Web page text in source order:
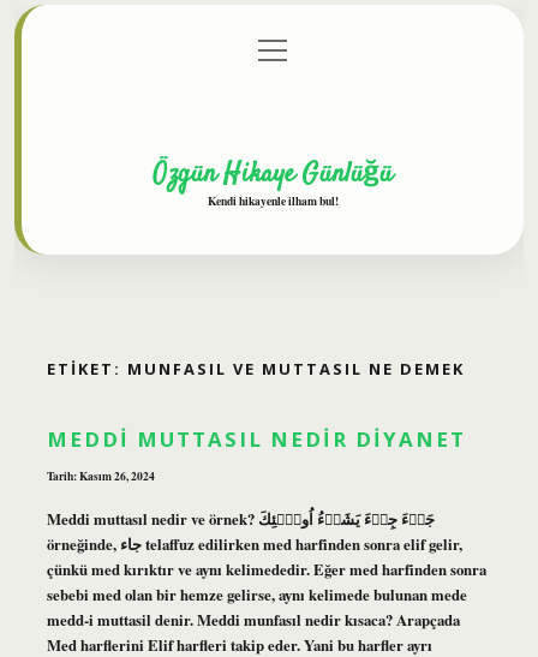
Gizlilik Politikası
menüyü
aç
Özgün Hikaye Günlüğü
Kendi hikayenle ilham bul!
ETIKET: MUNFASIL VE MUTTASIL NE DEMEK
MEDDI MUTTASIL NEDIR DIYANET
Tarih: Kasım 26, 2024
Meddi muttasıl nedir ve örnek? جَاۤءَ جِىۤءَ يَشَاۤءُ اُولَۤئِكَ
örneğinde, جاء telaffuz edilirken med harfinden sonra elif gelir,
çünkü med kırıktır ve aynı kelimededir. Eğer med harfinden sonra
sebebi med olan bir hemze gelirse, aynı kelimede bulunan mede
medd-i muttasil denir. Meddi munfasıl nedir kısaca? Arapçada
Med harflerini Elif harfleri takip eder. Yani bu harfler ayrı